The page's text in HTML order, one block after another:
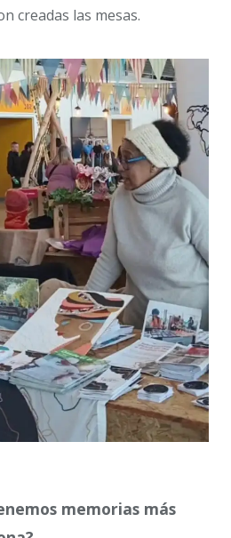
creadas las mesas.
memorias más